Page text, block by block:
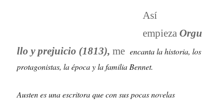
Así
empieza Orgu
llo y prejuicio (1813),me encanta la historia, los
protagonistas, la época y la familia Bennet.
Austen es una escritora que con sus pocas novelas